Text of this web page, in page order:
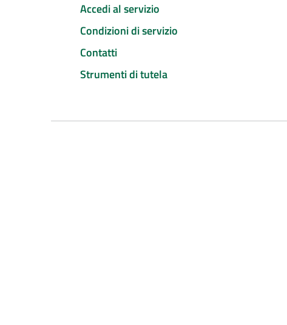
Accedi al servizio
Condizioni di servizio
Contatti
Strumenti di tutela